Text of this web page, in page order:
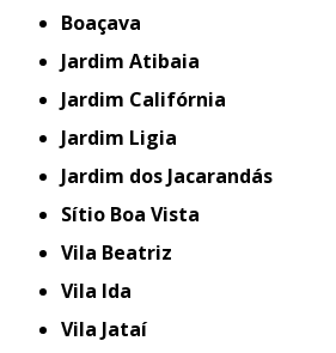
Boaçava
Jardim Atibaia
Jardim Califórnia
Jardim Ligia
Jardim dos Jacarandás
Sítio Boa Vista
Vila Beatriz
Vila Ida
Vila Jataí